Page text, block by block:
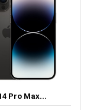
Pro Max...